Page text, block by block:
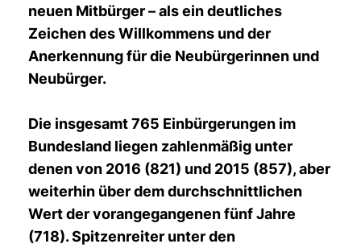
neuen Mitbürger – als ein deutliches
Zeichen des Willkommens und der
Anerkennung für die Neubürgerinnen und
Neubürger.
Die insgesamt 765 Einbürgerungen im
Bundesland liegen zahlenmäßig unter
denen von 2016 (821) und 2015 (857), aber
weiterhin über dem durchschnittlichen
Wert der vorangegangenen fünf Jahre
(718). Spitzenreiter unter den